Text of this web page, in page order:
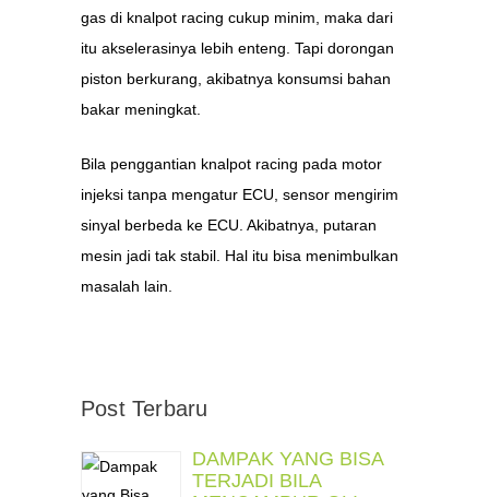
gas di knalpot racing cukup minim, maka dari
itu akselerasinya lebih enteng. Tapi dorongan
piston berkurang, akibatnya konsumsi bahan
bakar meningkat.
Bila penggantian knalpot racing pada motor
injeksi tanpa mengatur ECU, sensor mengirim
sinyal berbeda ke ECU. Akibatnya, putaran
mesin jadi tak stabil. Hal itu bisa menimbulkan
masalah lain.
Post Terbaru
DAMPAK YANG BISA
TERJADI BILA